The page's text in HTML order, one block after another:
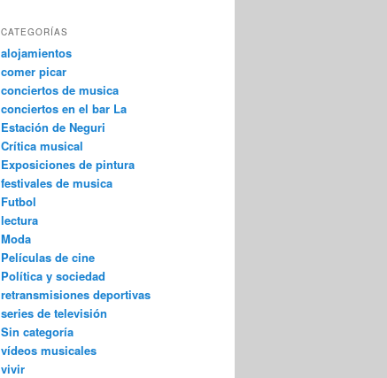
CATEGORÍAS
alojamientos
comer picar
conciertos de musica
conciertos en el bar La
Estación de Neguri
Crítica musical
Exposiciones de pintura
festivales de musica
Futbol
lectura
Moda
Películas de cine
Política y sociedad
retransmisiones deportivas
series de televisión
Sin categoría
vídeos musicales
vivir